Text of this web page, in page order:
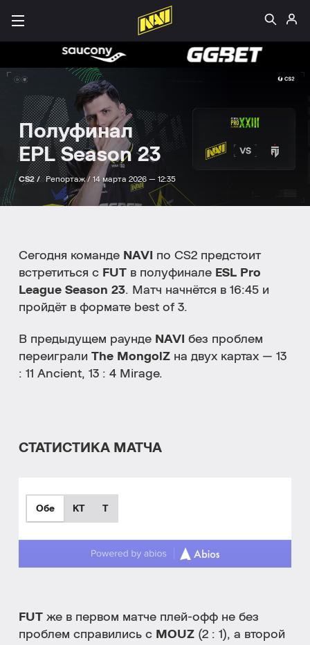
Полуфинал
EPL Season 23
CS2 / Репортаж / 14 марта 2026 — 12:35
Сегодня команде NAVI по CS2 предстоит
встретиться с FUT в полуфинале ESL Pro
League Season 23. Матч начнётся в 16:45 и
пройдёт в формате best of 3.
В предыдущем раунде NAVI без проблем
переиграли The MongolZ на двух картах — 13
: 11 Ancient, 13 : 4 Mirage.
СТАТИСТИКА МАТЧА
Обе КТ T
FUT же в первом матче плей-офф не без
проблем справились с MOUZ (2 : 1), а второй